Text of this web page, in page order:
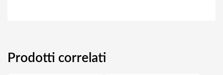
Prodotti correlati